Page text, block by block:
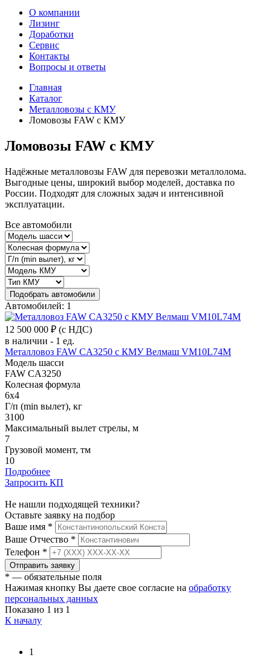
О компании
Лизинг
Доработки
Сервис
Контакты
Вопросы и ответы
Главная
Каталог
Металловозы с КМУ
Ломовозы FAW с КМУ
Ломовозы FAW с КМУ
Надёжные металловозы FAW для перевозки металлолома.
Выгодные цены, широкий выбор моделей, доставка по
России. Подходят для сложных задач и интенсивной
эксплуатации.
Все автомобили
Подобрать автомобили
Автомобилей: 1
12 500 000 ₽ (с НДС)
в наличии - 1 ед.
Металловоз FAW CA3250 с КМУ Велмаш VM10L74M
Модель шасси
FAW CA3250
Колесная формула
6x4
Г/п (min вылет), кг
3100
Максимальный вылет стрелы, м
7
Грузовой момент, тм
10
Подробнее
Запросить КП
Не нашли подходящей техники?
Оставьте заявку на подбор
Ваше имя *
Ваше Отчество *
Телефон *
Отправить заявку
* — обязательные поля
Нажимая кнопку Вы даете свое согласие на обработку
персональных данных
Показано 1 из 1
К началу
1